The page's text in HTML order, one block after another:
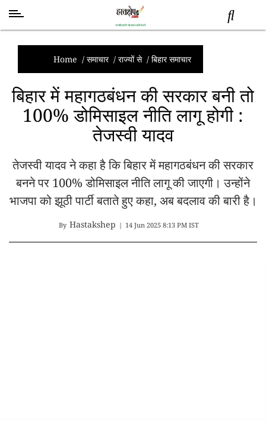
समाचार
स्तंभ
शब्द
राजनीति
तकनीक
व
विज्ञान
अन्य
Home / समाचार/ राज्यों से/ बिहार समाचार
बिहार में महागठबंधन की सरकार बनी तो
100% डोमिसाइल नीति लागू होगी :
तेजस्वी यादव
तेजस्वी यादव ने कहा है कि बिहार में महागठबंधन की सरकार
बनने पर 100% डोमिसाइल नीति लागू की जाएगी। उन्होंने
भाजपा को झूठी पार्टी बताते हुए कहा, अब बदलाव की बारी है।
By Hastakshep | 14 Jun 2025 8:13 PM IST